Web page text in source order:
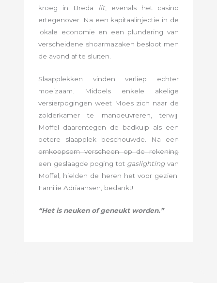
kroeg in Breda lit, evenals het casino
ertegenover. Na een kapitaalinjectie in de
lokale economie en een plundering van
verscheidene shoarmazaken besloot men
de avond af te sluiten.
Slaapplekken vinden verliep echter
moeizaam. Middels enkele akelige
versierpogingen weet Moes zich naar de
zolderkamer te manoeuvreren, terwijl
Moffel daarentegen de badkuip als een
betere slaapplek beschouwde. Na een
omkoopsom verscheen op de rekening
een geslaagde poging tot gaslightingvan
Moffel, hielden de heren het voor gezien.
Familie Adriaansen, bedankt!
“Het is neuken of geneukt worden.”